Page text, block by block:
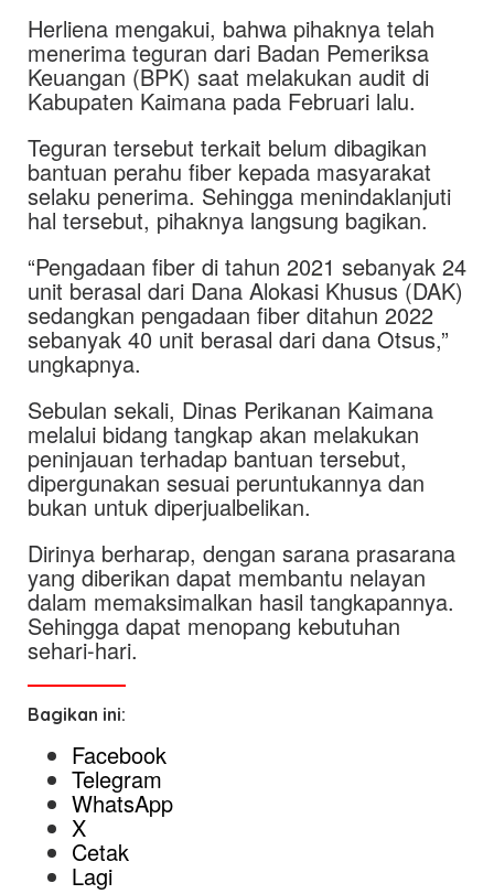
Herliena mengakui, bahwa pihaknya telah
menerima teguran dari Badan Pemeriksa
Keuangan (BPK) saat melakukan audit di
Kabupaten Kaimana pada Februari lalu.
Teguran tersebut terkait belum dibagikan
bantuan perahu fiber kepada masyarakat
selaku penerima. Sehingga menindaklanjuti
hal tersebut, pihaknya langsung bagikan.
“Pengadaan fiber di tahun 2021 sebanyak 24
unit berasal dari Dana Alokasi Khusus (DAK)
sedangkan pengadaan fiber ditahun 2022
sebanyak 40 unit berasal dari dana Otsus,”
ungkapnya.
Sebulan sekali, Dinas Perikanan Kaimana
melalui bidang tangkap akan melakukan
peninjauan terhadap bantuan tersebut,
dipergunakan sesuai peruntukannya dan
bukan untuk diperjualbelikan.
Dirinya berharap, dengan sarana prasarana
yang diberikan dapat membantu nelayan
dalam memaksimalkan hasil tangkapannya.
Sehingga dapat menopang kebutuhan
sehari-hari.
Bagikan ini:
Facebook
Telegram
WhatsApp
X
Cetak
Lagi